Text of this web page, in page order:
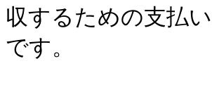
収するための支払
です。